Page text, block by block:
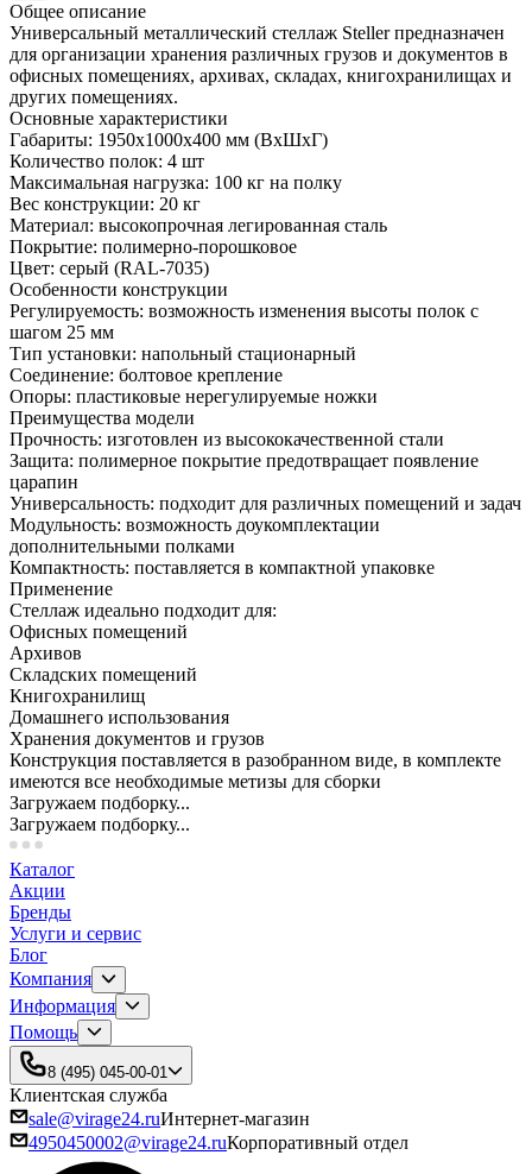
Общее описание
Универсальный металлический стеллаж Steller предназначен
для организации хранения различных грузов и документов в
офисных помещениях, архивах, складах, книгохранилищах и
других помещениях.
Основные характеристики
Габариты: 1950х1000х400 мм (ВхШхГ)
Количество полок: 4 шт
Максимальная нагрузка: 100 кг на полку
Вес конструкции: 20 кг
Материал: высокопрочная легированная сталь
Покрытие: полимерно-порошковое
Цвет: серый (RAL-7035)
Особенности конструкции
Регулируемость: возможность изменения высоты полок с
шагом 25 мм
Тип установки: напольный стационарный
Соединение: болтовое крепление
Опоры: пластиковые нерегулируемые ножки
Преимущества модели
Прочность: изготовлен из высококачественной стали
Защита: полимерное покрытие предотвращает появление
царапин
Универсальность: подходит для различных помещений и задач
Модульность: возможность доукомплектации
дополнительными полками
Компактность: поставляется в компактной упаковке
Применение
Стеллаж идеально подходит для:
Офисных помещений
Архивов
Складских помещений
Книгохранилищ
Домашнего использования
Хранения документов и грузов
Конструкция поставляется в разобранном виде, в комплекте
имеются все необходимые метизы для сборки
Загружаем подборку...
Загружаем подборку...
Каталог
Акции
Бренды
Услуги и сервис
Блог
Компания
Информация
Помощь
8 (495) 045-00-01
Клиентская служба
sale@virage24.ruИнтернет-магазин
4950450002@virage24.ruКорпоративный отдел